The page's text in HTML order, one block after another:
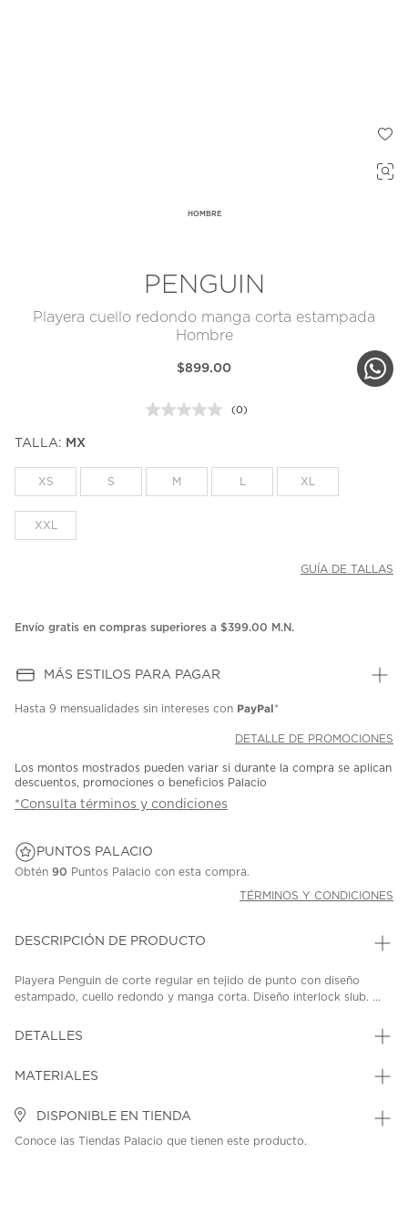
HOMBRE
PENGUIN
Playera cuello redondo manga corta estampada
Hombre
$899.00
Sin
la
misma
(0)
TALLA: MX
XS S M XL
XXL
GUÍA DE TALLAS
Envío gratis en compras superiores a $399.00 M.N.
MÁS ESTILOS PARA PAGAR
Hasta 9 mensualidades sin intereses con PayPal*
DETALLE DE PROMOCIONES
Los montos mostrados pueden variar si durante la compra se aplican
descuentos, promociones o beneficios Palacio
*Consulta términos y condiciones
PUNTOS PALACIO
Obtén 90 Puntos Palacio con esta compra.
TÉRMINOS Y CONDICIONES
DESCRIPCIÓN DE PRODUCTO
Playera Penguin de corte regular en tejido de punto con diseño
estampado, cuello redondo y manga corta. Diseño interlock slub. ...
DETALLES
MATERIALES
DISPONIBLE EN TIENDA
Conoce las Tiendas Palacio que tienen este producto.